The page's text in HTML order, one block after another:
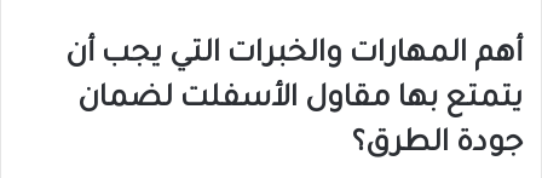
أهم المهارات والخبرات التي يجب أن
يتمتع بها مقاول الأسفلت لضمان
جودة الطرق؟